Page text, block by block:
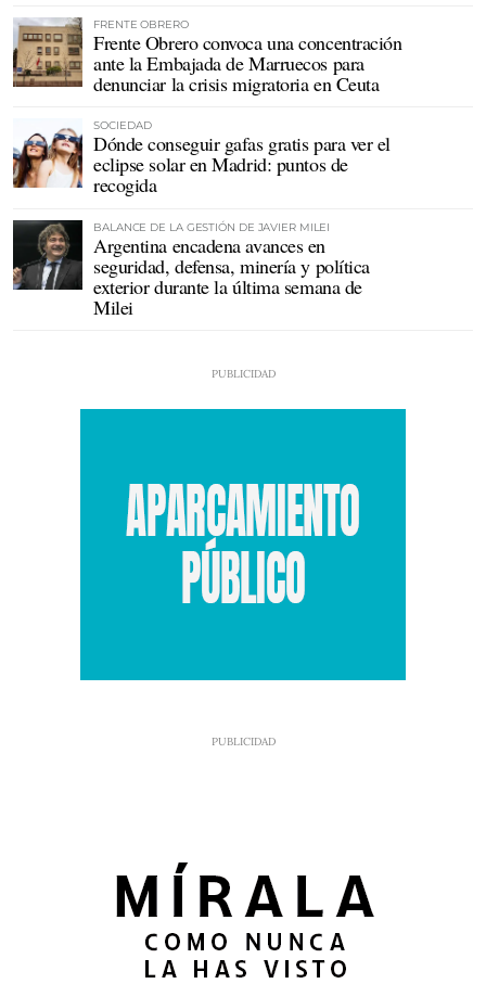
FRENTE OBRERO
Frente Obrero convoca una concentración
ante la Embajada de Marruecos para
denunciar la crisis migratoria en Ceuta
SOCIEDAD
Dónde conseguir gafas gratis para ver el
eclipse solar en Madrid: puntos de
recogida
BALANCE DE LA GESTIÓN DE JAVIER MILEI
Argentina encadena avances en
seguridad, defensa, minería y política
exterior durante la última semana de
Milei